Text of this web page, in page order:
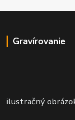
Gravírovanie
ilustračný